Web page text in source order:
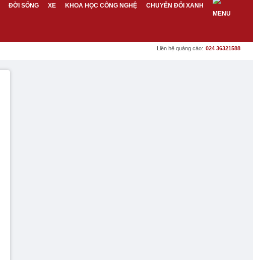
ĐỜI SỐNG XE KHOA HỌC CÔNG NGHỆ CHUYỂN ĐỔI XANH
Liên hệ quảng cáo: 024 36321588